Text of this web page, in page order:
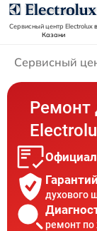
Сервисный центр Electroluxв
Казани
Сервисный
Ремонт
духового
ремонт